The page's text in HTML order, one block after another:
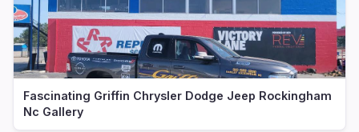
Fascinating Griffin Chrysler Dodge Jeep Rockingham
Nc Gallery